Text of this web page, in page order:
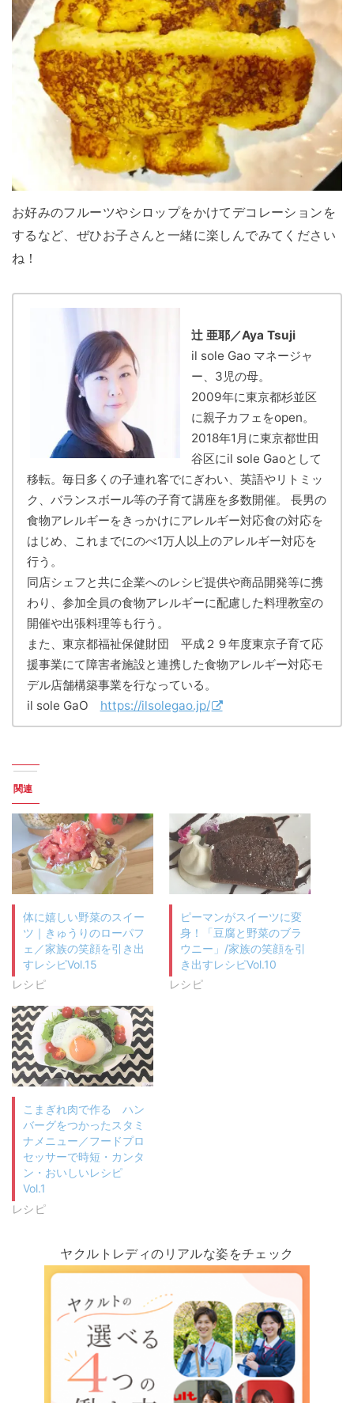
お好みのフルーツやシロップをかけてデコレーションを
するなど、ぜひお子さんと一緒に楽しんでみてください
ね！
辻 亜耶／Aya Tsuji
il sole Gao マネージャ
ー、3児の母。
2009年に東京都杉並区
に親子カフェをopen。
2018年1月に東京都世田
谷区にil sole Gaoとして
移転。毎日多くの子連れ客でにぎわい、英語やリトミッ
ク、バランスボール等の子育て講座を多数開催。 長男の
食物アレルギーをきっかけにアレルギー対応食の対応を
はじめ、これまでにのべ1万人以上のアレルギー対応を
行う。
同店シェフと共に企業へのレシピ提供や商品開発等に携
わり、参加全員の食物アレルギーに配慮した料理教室の
開催や出張料理等も行う。
また、東京都福祉保健財団 平成２９年度東京子育て応
援事業にて障害者施設と連携した食物アレルギー対応モ
デル店舗構築事業を行なっている。
il sole GaO https://ilsolegao.jp/
関連
体に嬉しい野菜のスイー
ツ｜きゅうりのローパフ
ェ／家族の笑顔を引き出
すレシピVol.15
レシピ
ピーマンがスイーツに変
身！「豆腐と野菜のブラ
ウニー」/家族の笑顔を引
き出すレシピVol.10
レシピ
こまぎれ肉で作る ハン
バーグをつかったスタミ
ナメニュー／フードプロ
セッサーで時短・カンタ
ン・おいしいレシピ
Vol.1
レシピ
ヤクルトレディのリアルな姿をチェック